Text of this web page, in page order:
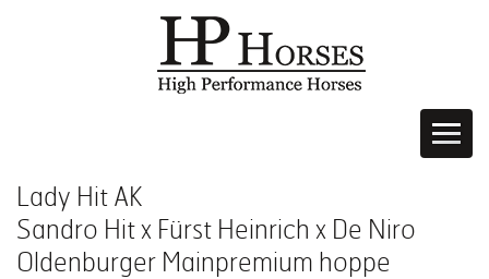
Lady Hit AK
Sandro Hit x Fürst Heinrich x De Niro
Oldenburger Mainpremium hoppe